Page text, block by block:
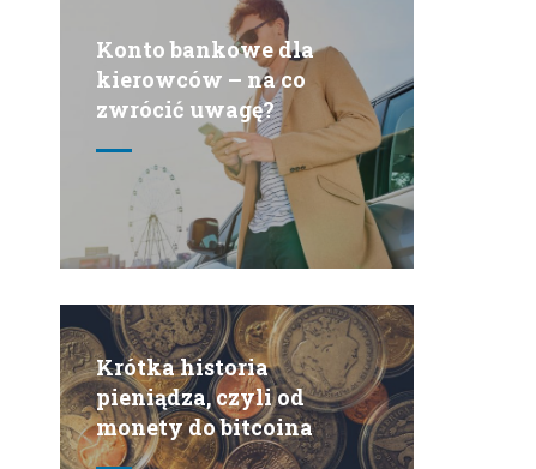
Konto bankowe dla
kierowców – na co
zwrócić uwagę?
Krótka historia
pieniądza, czyli od
monety do bitcoina